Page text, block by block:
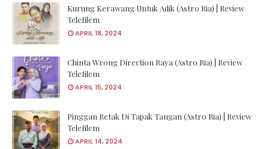
Kurung Kerawang Untuk Adik (Astro Ria) | Review
Telefilem
APRIL 18, 2024
Chinta Wrong Direction Raya (Astro Ria) | Review
Telefilem
APRIL 15, 2024
Pinggan Retak Di Tapak Tangan (Astro Ria) | Review
Telefilem
APRIL 14, 2024